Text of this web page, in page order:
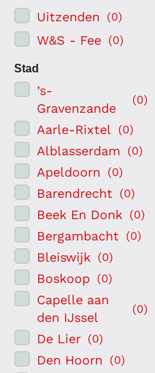
Uitzenden (0)
W&S - Fee (0)
Stad
’s-
Gravenzande
(0)
Aarle-Rixtel (0)
Alblasserdam (0)
Apeldoorn (0)
Barendrecht (0)
Beek En Donk (0)
Bergambacht (0)
Bleiswijk (0)
Boskoop (0)
Capelle aan
den IJssel
(0)
De Lier (0)
Den Hoorn (0)